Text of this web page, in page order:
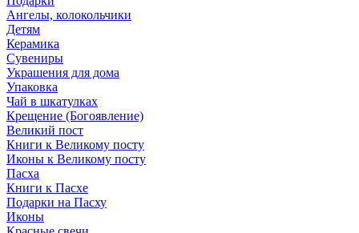
Ангелы, колокольчики
Детям
Керамика
Сувениры
Украшения для дома
Упаковка
Чай в шкатулках
Крещение (Богоявление)
Великий пост
Книги к Великому посту
Иконы к Великому посту
Пасха
Книги к Пасхе
Подарки на Пасху
Иконы